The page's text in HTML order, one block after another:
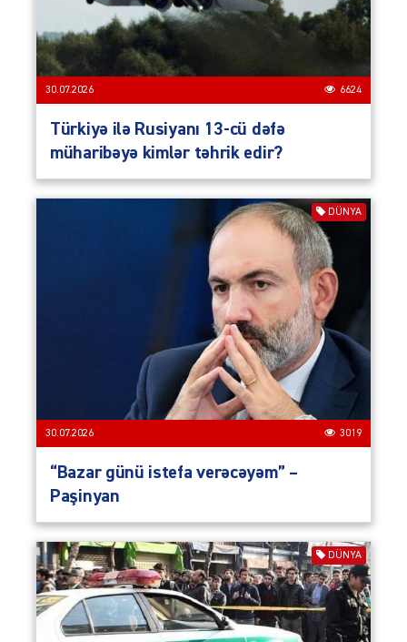
30.07.2026 6624
Türkiyə ilə Rusiyanı 13-cü dəfə
müharibəyə kimlər təhrik edir?
DÜNYA
30.07.2026 3019
“Bazar günü istefa verəcəyəm” –
Paşinyan
DÜNYA